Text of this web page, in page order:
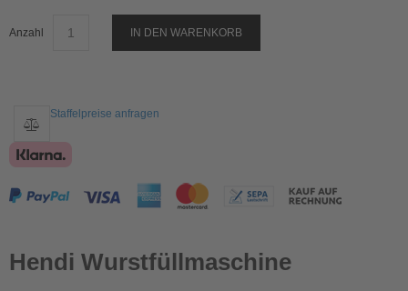
Anzahl IN DEN WARENKORB
Staffelpreise anfragen
Hendi Wurstfüllmaschine